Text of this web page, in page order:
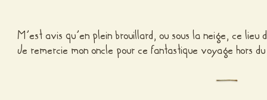
M’est avis qu’en plein brouillard, ou sous la neige, ce
Je remercie mon oncle pour ce fantastique voyage hors